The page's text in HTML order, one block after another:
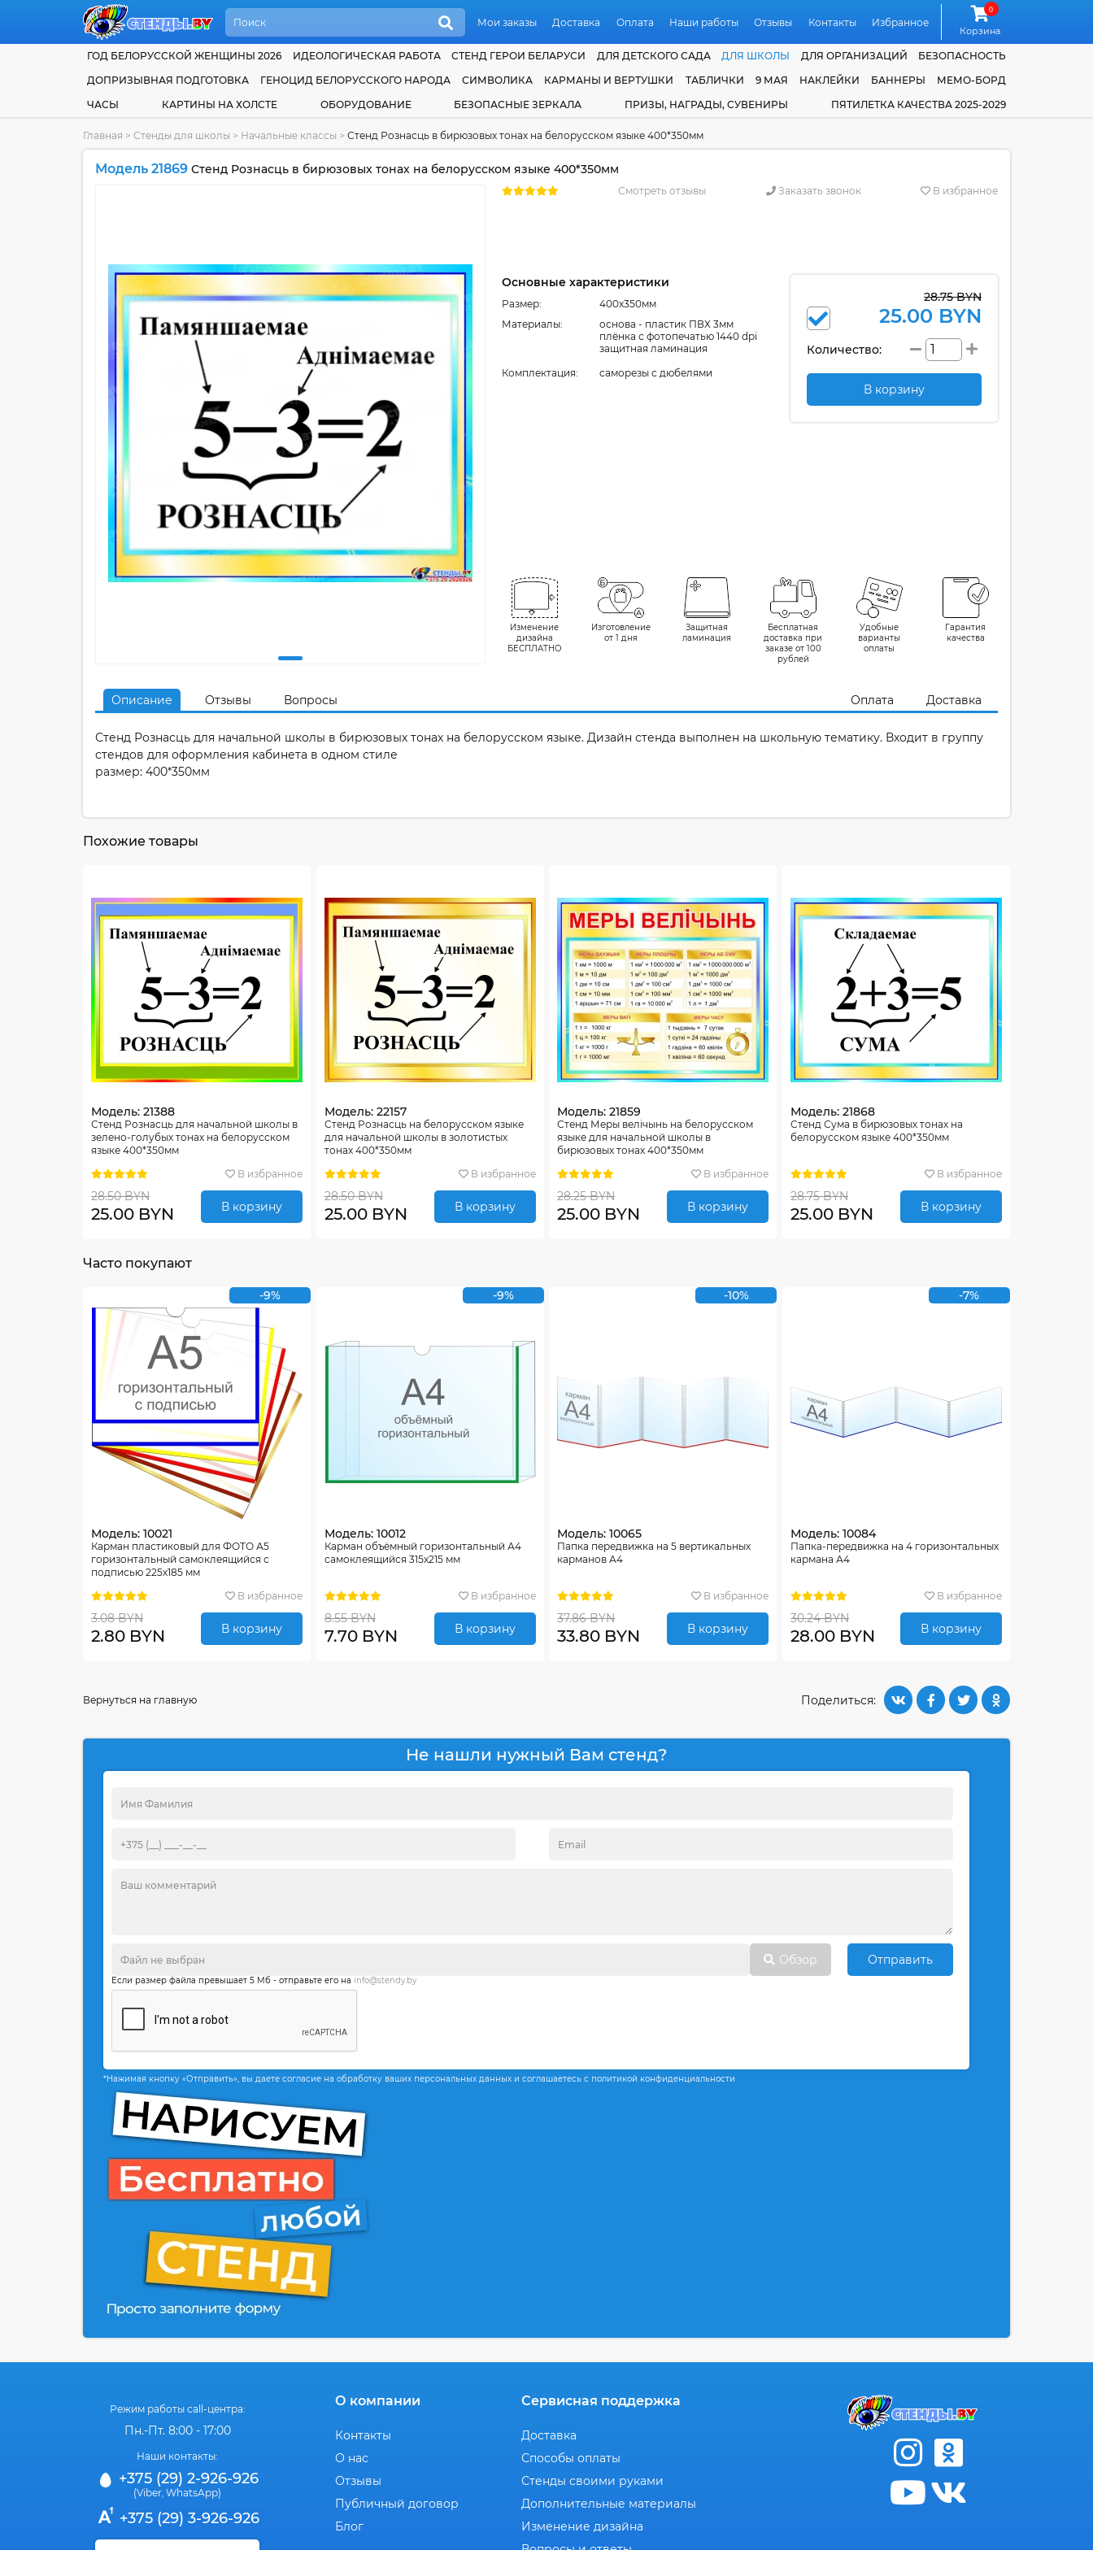
Мои заказы Доставка Оплата Наши работы Отзывы Контакты Избранное
0
Корзина
ГОД БЕЛОРУССКОЙ ЖЕНЩИНЫ 2026 ИДЕОЛОГИЧЕСКАЯ РАБОТА СТЕНД ГЕРОИ БЕЛАРУСИ ДЛЯ ДЕТСКОГО САДА ДЛЯ ШКОЛЫ ДЛЯ ОРГАНИЗАЦИЙ
БЕЗОПАСНОСТЬ
ДОПРИЗЫВНАЯ ПОДГОТОВКА
ГЕНОЦИД БЕЛОРУССКОГО НАРОДА СИМВОЛИКА КАРМАНЫ И ВЕРТУШКИ ТАБЛИЧКИ 9 МАЯ НАКЛЕЙКИ БАННЕРЫ
МЕМО-БОРД
ЧАСЫ
КАРТИНЫ НА ХОЛСТЕ ОБОРУДОВАНИЕ БЕЗОПАСНЫЕ ЗЕРКАЛА ПРИЗЫ, НАГРАДЫ, СУВЕНИРЫ ПЯТИЛЕТКА КАЧЕСТВА 2025-2029
Главная > Стенды для школы > Начальные классы > Стенд Рознасць в бирюзовых тонах на белорусском языке 400*350мм
Модель 21869 Стенд Рознасць в бирюзовых тонах на белорусском языке 400*350мм
Смотреть отзывы Заказать звонок В избранное
Основные характеристики
Размер:
400x350мм
Материалы:
основа - пластик ПВХ 3мм
плёнка с фотопечатью 1440 dpi
защитная ламинация
Комплектация:
cаморезы с дюбелями
28.75 BYN
25.00 BYN
Количество:
В корзину
Изменение
дизайна
БЕСПЛАТНО
Изготовление
от 1 дня
Защитная
ламинация
Бесплатная
доставка при
заказе от 100
рублей
Удобные
варианты
оплаты
Гарантия
качества
Описание Отзывы Вопросы Оплата Доставка
Стенд Рознасць для начальной школы в бирюзовых тонах на белорусском языке. Дизайн стенда выполнен на школьную тематику. Входит в группу
стендов для оформления кабинета в одном стиле
размер: 400*350мм
Похожие товары
Модель: 21388
Стенд Рознасць для начальной школы в
зелено-голубых тонах на белорусском
языке 400*350мм
В избранное
28.50 BYN
25.00 BYN В корзину
Модель: 22157
Стенд Рознасць на белорусском языке
для начальной школы в золотистых
тонах 400*350мм
В избранное
28.50 BYN
25.00 BYN В корзину
Модель: 21859
Стенд Меры велiчынь на белорусском
языке для начальной школы в
бирюзовых тонах 400*350мм
В избранное
28.25 BYN
25.00 BYN В корзину
Модель: 21868
Стенд Сума в бирюзовых тонах на
белорусском языке 400*350мм
В избранное
28.75 BYN
25.00 BYN В корзину
Часто покупают
-9%
Модель: 10021
Карман пластиковый для ФОТО А5
горизонтальный самоклеящийся с
подписью 225х185 мм
В избранное
3.08 BYN
2.80 BYN В корзину
-9%
Модель: 10012
Карман объёмный горизонтальный А4
самоклеящийся 315х215 мм
В избранное
8.55 BYN
7.70 BYN В корзину
-10%
Модель: 10065
Папка передвижка на 5 вертикальных
карманов А4
В избранное
37.86 BYN
33.80 BYN В корзину
-7%
Модель: 10084
Папка-передвижка на 4 горизонтальных
кармана А4
В избранное
30.24 BYN
28.00 BYN В корзину
Поделиться:
Вернуться на главную
Не нашли нужный Вам стенд?
Обзор Отправить
Если размер файла превышает 5 Мб - отправьте его на info@stendy.by
*Нажимая кнопку «Отправить», вы даете согласие на обработку ваших персональных данных и соглашаетесь с политикой конфиденциальности
Режим работы call-центра:
Пн.-Пт. 8:00 - 17:00
Наши контакты:
+375 (29) 2-926-926
(Viber, WhatsApp)
+375 (29) 3-926-926
О компании
Контакты
О нас
Отзывы
Публичный договор
Блог
Сервисная поддержка
Доставка
Способы оплаты
Стенды своими руками
Дополнительные материалы
Изменение дизайна